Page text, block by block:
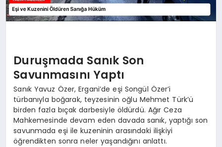
Duruşmada Sanık Son
Savunmasını Yaptı
Sanık Yavuz Özer, Ergani’de eşi Songül Özer’i
türbanıyla boğarak, teyzesinin oğlu Mehmet Türk’ü
birden fazla bıçak darbesiyle öldürdü. Ağır Ceza
Mahkemesinde devam eden davada sanık, yaptığı son
savunmada eşi ile kuzeninin arasındaki ilişkiyi
öğrendikten sonra neler yaşandığını anlattı.